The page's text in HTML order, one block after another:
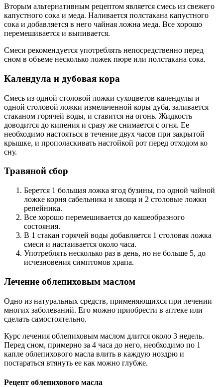
Вторым альтернативным рецептом является смесь из свежего
капустного сока и меда. Наливается полстакана капустного
сока и добавляется в него чайная ложна меда. Все хорошо
перемешивается и выпивается.
Смеси рекомендуется употреблять непосредственно перед
сном в объеме несколько ложек пюре или полстакана сока.
Календула и дубовая кора
Смесь из одной столовой ложки сухоцветов календулы и
одной столовой ложки измельченной коры дуба, заливается
стаканом горячей воды, и ставится на огонь. Жидкость
доводится до кипения и сразу же снимается с огня. Ее
необходимо настояться в течение двух часов при закрытой
крышке, и прополаскивать настойкой рот перед отходом ко
сну.
Травяной сбор
Берется 1 большая ложка ягод бузины, по одной чайной
ложке корня сабельника и хвоща и 2 столовые ложки
репейника.
Все хорошо перемешивается до кашеобразного
состояния.
В 1 стакан горячей воды добавляется 1 столовая ложка
смеси и настаивается около часа.
Употреблять несколько раз в день, но не больше 5, до
исчезновения симптомов храпа.
Лечение облепиховым маслом
Одно из натуральных средств, применяющихся при лечении
многих заболеваний. Его можно приобрести в аптеке или
сделать самостоятельно.
Курс лечения облепиховым маслом длится около 3 недель.
Перед сном, примерно за 4 часа до него, необходимо по 1
капле облепихового масла влить в каждую ноздрю и
постараться втянуть ее как можно глубже.
Рецепт облепихового масла